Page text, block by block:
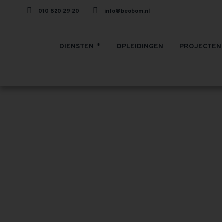
010 820 29 20 info@beobom.nl
DIENSTEN OPLEIDINGEN PROJECTEN